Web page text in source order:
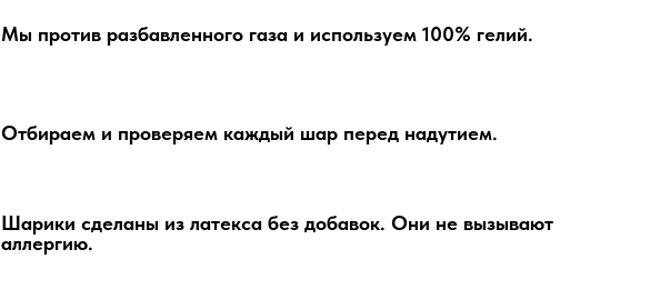
Мы против разбавленного газа и используем 100% гелий.
Отбираем и проверяем каждый шар перед надутием.
Шарики сделаны из латекса без добавок. Они не вызывают
аллергию.